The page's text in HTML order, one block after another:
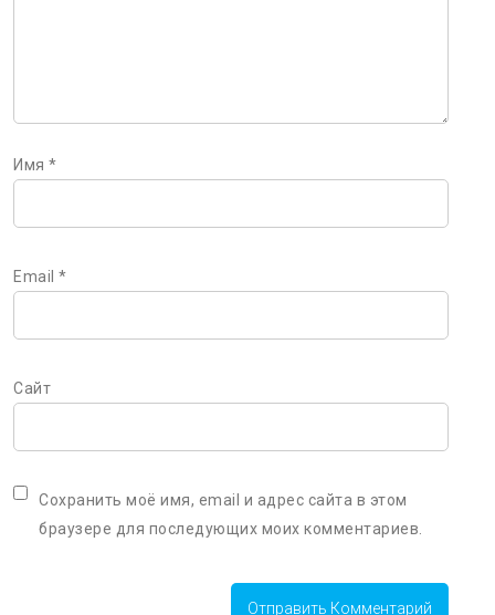
Имя *
Email *
Сайт
Сохранить моё имя, email и адрес сайта в этом
браузере для последующих моих комментариев.